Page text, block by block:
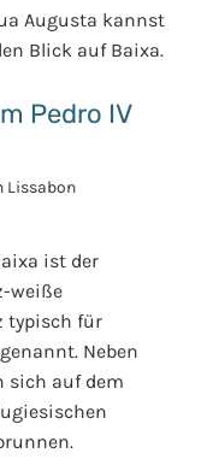
Augusta kannst
Blick auf Baixa.
Pedro IV
ist der
weiße
typisch für
Neben
sich auf dem